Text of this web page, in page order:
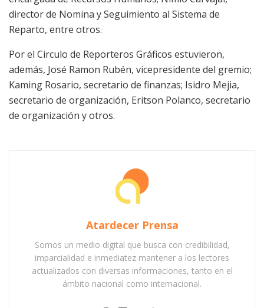
director de Nomina y Seguimiento al Sistema de
Reparto, entre otros.
Por el Circulo de Reporteros Gráficos estuvieron,
además, José Ramon Rubén, vicepresidente del gremio;
Kaming Rosario, secretario de finanzas; Isidro Mejia,
secretario de organización, Eritson Polanco, secretario
de organización y otros.
Atardecer Prensa
Somos un medio digital que busca con credibilidad,
imparcialidad e inmediatez mantener a los lectores
actualizados con diversas informaciones, tanto en el
ámbito nacional como internacional.